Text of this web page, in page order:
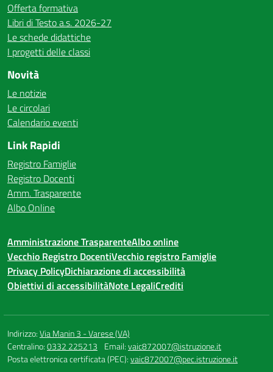
Offerta formativa
Libri di Testo a.s. 2026-27
Le schede didattiche
I progetti delle classi
Novità
Le notizie
Le circolari
Calendario eventi
Link Rapidi
Registro Famiglie
Registro Docenti
Amm. Trasparente
Albo Online
Amministrazione TrasparenteAlbo online
Vecchio Registro DocentiVecchio registro Famiglie
Privacy PolicyDichiarazione di accessibilità
Obiettivi di accessibilitàNote LegaliCrediti
Indirizzo:Via Manin 3 - Varese (VA)
Centralino:0332 225213 Email:vaic872007@istruzione.it
Posta elettronica certificata (PEC):vaic872007@pec.istruzione.it